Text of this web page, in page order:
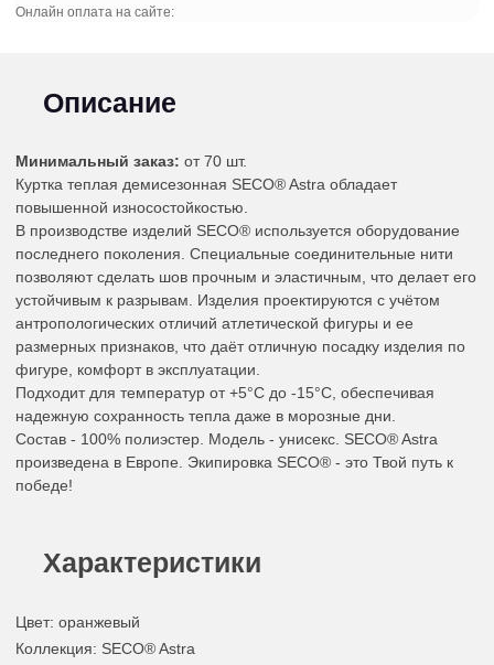
Онлайн оплата на сайте:
Описание
Минимальный заказ: от 70 шт.
Куртка теплая демисезонная SECO® Astra обладает
повышенной износостойкостью.
В производстве изделий SECO® используется оборудование
последнего поколения. Специальные соединительные нити
позволяют сделать шов прочным и эластичным, что делает его
устойчивым к разрывам. Изделия проектируются с учётом
антропологических отличий атлетической фигуры и ее
размерных признаков, что даёт отличную посадку изделия по
фигуре, комфорт в эксплуатации.
Подходит для температур от +5°C до -15°C, обеспечивая
надежную сохранность тепла даже в морозные дни.
Состав - 100% полиэстер. Модель - унисекс. SECO® Astra
произведена в Европе. Экипировка SECO® - это Твой путь к
победе!
Характеристики
Цвет: оранжевый
Коллекция: SECO® Astra